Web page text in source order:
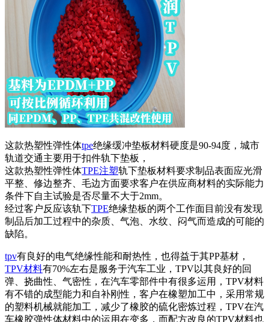
这款热塑性弹性体tpe绝缘缓冲垫板材料硬度是90-94度，城市
轨道交通主要用于扣件轨下垫板，
这款热塑性弹性体TPE注塑轨下垫板材料要求制品表面应光滑
平整、修边整齐、毛边方面要求客户在供应商材料的实际能力
条件下自主试验是否尽量不大于2mm。
经过客户反应该轨下TPE绝缘垫板的两个工作面目前没有发现
制品后加工过程中的杂质、气泡、水纹、闷气而造成的可能的
缺陷。
tpv有良好的电气绝缘性能和耐热性，也得益于其PP基材，
TPV材料有70%左右是服务于汽车工业，TPV以其良好的回
弹、挠曲性、气密性，在汽车零部件中有很多运用，TPV材料
有不错的成型能力和自补刚性，客户在橡塑加工中，采用常规
的塑料机械就能加工，减少了橡胶的硫化密炼过程，TPV在汽
车橡胶弹性体材料中的运用在变多，而配方改良的TPV材料也